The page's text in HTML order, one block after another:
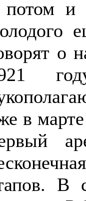
потом и
о
в
В